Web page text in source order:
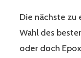
Die nächste zu
Wahl des
oder doch